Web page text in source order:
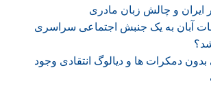
ایران و چالش زبان مادری
آبان به یک جنبش اجتماعی سراسری
دمکرات ها و دیالوگ انتقادی وجود